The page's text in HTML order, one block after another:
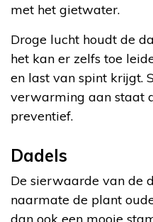
met het gietwater.
Droge lucht houdt de
het kan er zelfs toe
en last van spint krijgt.
verwarming aan staat
preventief.
Dadels
De sierwaarde van de
naarmate de plant
dan ook een mooie